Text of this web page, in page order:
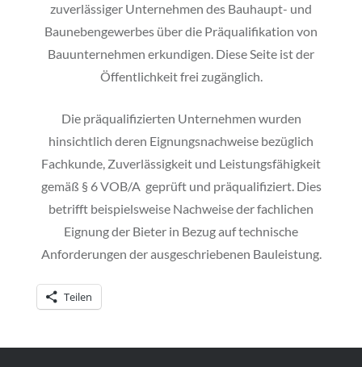
zuverlässiger Unternehmen des Bauhaupt- und
Baunebengewerbes über die Präqualifikation von
Bauunternehmen erkundigen. Diese Seite ist der
Öffentlichkeit frei zugänglich.
Die präqualifizierten Unternehmen wurden
hinsichtlich deren Eignungsnachweise bezüglich
Fachkunde, Zuverlässigkeit und Leistungsfähigkeit
gemäß § 6 VOB/A geprüft und präqualifiziert. Dies
betrifft beispielsweise Nachweise der fachlichen
Eignung der Bieter in Bezug auf technische
Anforderungen der ausgeschriebenen Bauleistung.
Teilen